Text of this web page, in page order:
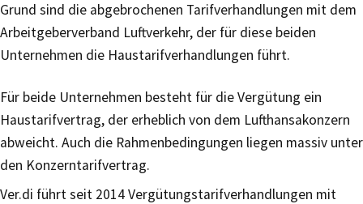
Grund sind die abgebrochenen Tarifverhandlungen mit dem
Arbeitgeberverband Luftverkehr, der für diese beiden
Unternehmen die Haustarifverhandlungen führt.
Für beide Unternehmen besteht für die Vergütung ein
Haustarifvertrag, der erheblich von dem Lufthansakonzern
abweicht. Auch die Rahmenbedingungen liegen massiv unter
den Konzerntarifvertrag.
Ver.di führt seit 2014 Vergütungstarifverhandlungen mit